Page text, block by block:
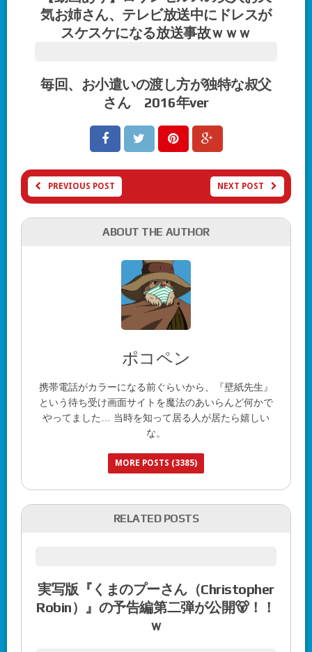
気お姉さん、テレビ放送中にドレスが
スケスケになる放送事故ｗｗｗ
毎回、お小遣いの渡し方が独特な叔父
さん 2016年ver
PREVIOUS POST NEXT POST
ABOUT THE AUTHOR
ポコペン
携帯電話がカラーになる前ぐらいから、『壁紙先生』
という待ち受け画面サイトを魔法のあいらんど何かで
やってました… 当時を知って居る人が居たら嬉しい
な。
MORE POSTS (3385)
RELATED POSTS
実写版『くまのプーさん（Christopher
Robin）』の予告編第二弾が公開🐻！！
ｗ